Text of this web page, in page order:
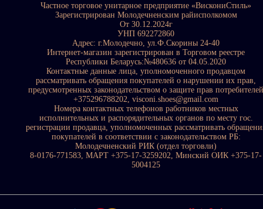
Частное торговое унитарное предприятие «ВискониСтиль»
Зарегистрирован Молодечненским райисполкомом
От 30.12.2024г
УНП 692272860
Адрес: г.Молодечно, ул.Ф.Скорины 24-40
Интернет-магазин зарегистрирован в Торговом реестре
Республики Беларусь:№480636 от 04.05.2020
Контактные данные лица, уполномоченного продавцом
рассматривать обращения покупателей о нарушении их прав,
предусмотренных законодательством о защите прав потребителей
+375296788202, visconi.shoes@gmail.com
Номера контактных телефонов работников местных
исполнительных и распорядительных органов по месту гос.
регистрации продавца, уполномоченных рассматривать
покупателей в соответствии с законодательством РБ:
Молодечненский РИК (отдел торговли)
8-0176-771583, МАРТ +375-17-3259202, Минский ОИК +375-17-
5004125